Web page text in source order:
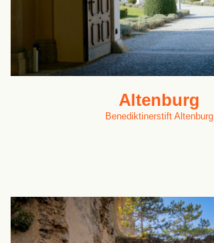
Altenburg
Benediktinerstift Altenburg